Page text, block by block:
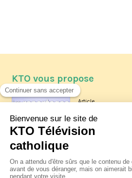
KTO vous propose
Article
Les reportages
La visite
XIV à Assise à
jeudi 6 août